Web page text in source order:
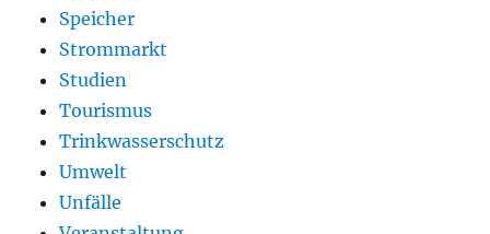
Speicher
Strommarkt
Studien
Tourismus
Trinkwasserschutz
Umwelt
Unfälle